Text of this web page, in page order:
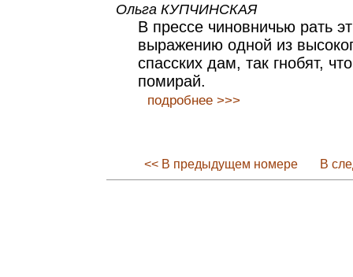
Ольга КУПЧИНСКАЯ
В прессе чиновничью рать
выражению одной из
спасских дам, так гнобят,
помирай.
подробнее >>>
<< В предыдущем номере В